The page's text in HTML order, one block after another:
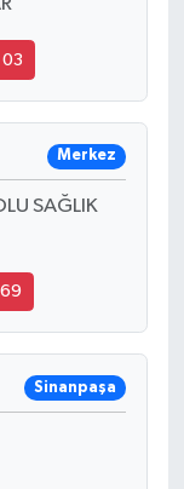
Merkez
SAĞLIK
Sinanpaşa